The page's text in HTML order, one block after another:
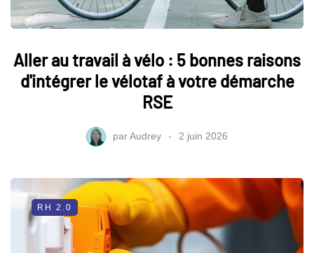
Aller au travail à vélo : 5 bonnes raisons
d'intégrer le vélotaf à votre démarche
RSE
parAudrey 2 juin 2026
RH 2.0